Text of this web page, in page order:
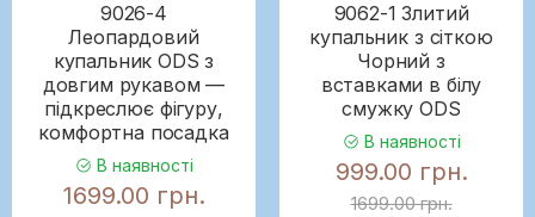
9026-4
Леопардовий
купальник ODS з
довгим рукавом —
підкреслює фігуру,
комфортна посадка
В наявності
1699.00 грн.
9062-1 Злитий
купальник з сіткою
Чорний з
вставками в білу
смужку ODS
В наявності
999.00 грн.
1699.00 грн.